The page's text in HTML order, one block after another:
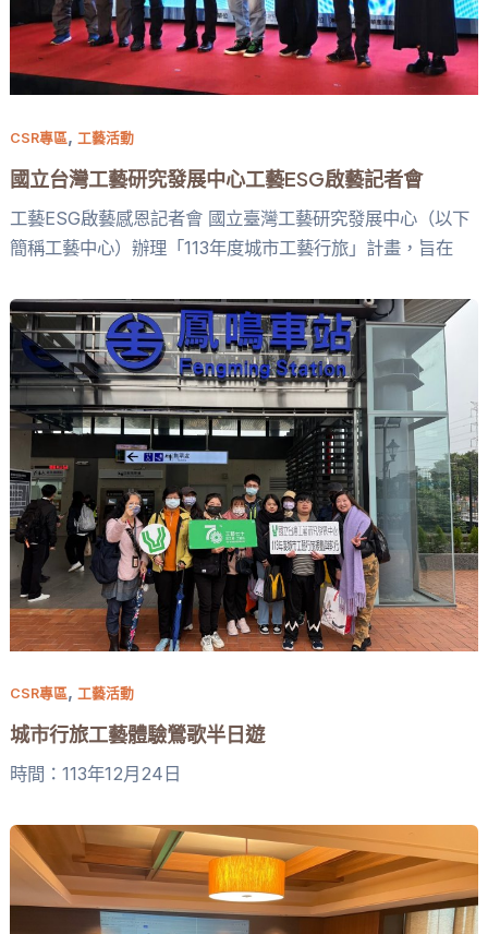
CSR專區, 工藝活動
國立台灣工藝研究發展中心工藝ESG啟藝記者會
工藝ESG啟藝感恩記者會 國立臺灣工藝研究發展中心（以下
簡稱工藝中心）辦理「113年度城市工藝行旅」計畫，旨在
CSR專區, 工藝活動
城市行旅工藝體驗鶯歌半日遊
時間：113年12月24日